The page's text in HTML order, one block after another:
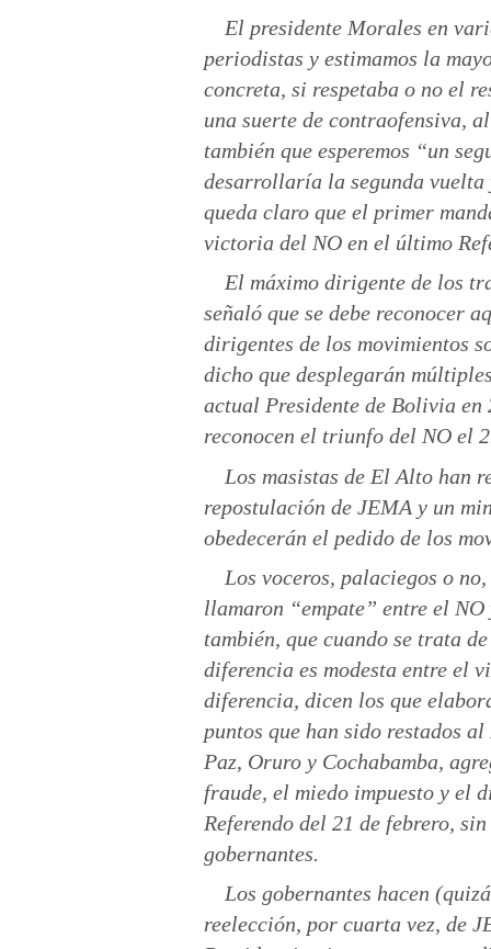
El presidente Morales en
periodistas y estimamos la
concreta, si respetaba o no el
una suerte de contraofensiva,
también que esperemos “un
desarrollaría la segunda vuelta
queda claro que el primer
victoria del NO en el último
El máximo dirigente de los
señaló que se debe reconocer
dirigentes de los movimientos
dicho que desplegarán
actual Presidente de Bolivia
reconocen el triunfo del NO el
Los masistas de El Alto han
repostulación de JEMA y un
obedecerán el pedido de los
Los voceros, palaciegos o
llamaron “empate” entre el
también, que cuando se trata
diferencia es modesta entre el
diferencia, dicen los que
puntos que han sido restados
Paz, Oruro y Cochabamba,
fraude, el miedo impuesto y el
Referendo del 21 de febrero,
gobernantes.
Los gobernantes hacen
reelección, por cuarta vez, de